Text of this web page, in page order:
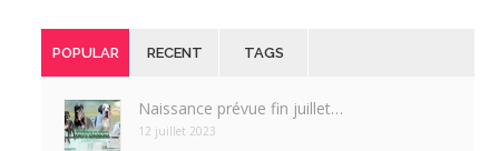
POPULAR RECENT TAGS
Naissance prévue fin juillet…
12 juillet 2023